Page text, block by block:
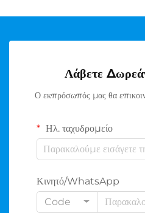
Λάβετε
Ο εκπρόσωπός μας θα
Ηλ. ταχυδρομείο
Κινητό/WhatsApp
Code